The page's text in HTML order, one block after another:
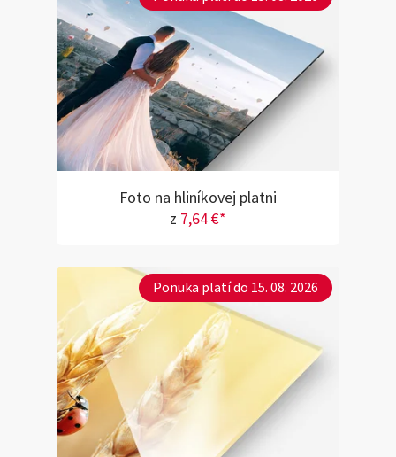
Foto na hliníkovej platni
z 7,64 €*
Ponuka platí do 15. 08. 2026